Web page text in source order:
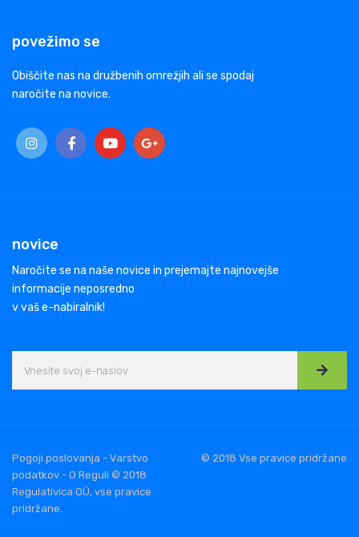
povežimo se
Obiščite nas na družbenih omrežjih ali se spodaj
naročite na novice.
novice
Naročite se na naše novice in prejemajte najnovejše
informacije neposredno
v vaš e-nabiralnik!
Pogoji poslovanja - Varstvo
podatkov - O Reguli © 2018
Regulativica OÜ, vse pravice
pridržane.
© 2018 Vse pravice pridržane